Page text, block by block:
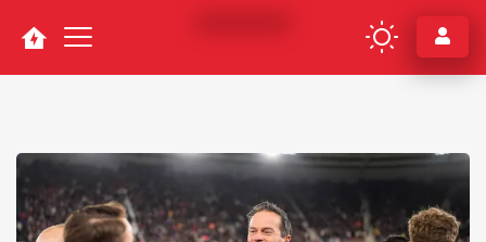
Navigation